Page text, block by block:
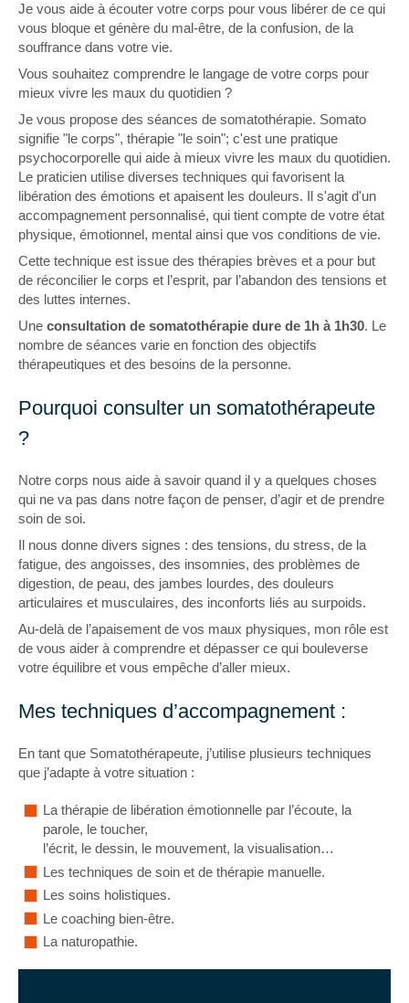
Je vous aide à écouter votre corps pour vous libérer de ce qui
vous bloque et génère du mal-être, de la confusion, de la
souffrance dans votre vie.
Vous souhaitez comprendre le langage de votre corps pour
mieux vivre les maux du quotidien ?
Je vous propose des séances de somatothérapie. Somato
signifie "le corps", thérapie "le soin"; c'est une pratique
psychocorporelle qui aide à mieux vivre les maux du quotidien.
Le praticien utilise diverses techniques qui favorisent la
libération des émotions et apaisent les douleurs. Il s'agit d'un
accompagnement personnalisé, qui tient compte de votre état
physique, émotionnel, mental ainsi que vos conditions de vie.
Cette technique est issue des thérapies brèves et a pour but
de réconcilier le corps et l’esprit, par l’abandon des tensions et
des luttes internes.
Une consultation de somatothérapie dure de 1h à 1h30. Le
nombre de séances varie en fonction des objectifs
thérapeutiques et des besoins de la personne.
Pourquoi consulter un somatothérapeute
?
Notre corps nous aide à savoir quand il y a quelques choses
qui ne va pas dans notre façon de penser, d’agir et de prendre
soin de soi.
Il nous donne divers signes : des tensions, du stress, de la
fatigue, des angoisses, des insomnies, des problèmes de
digestion, de peau, des jambes lourdes, des douleurs
articulaires et musculaires, des inconforts liés au surpoids.
Au-delà de l’apaisement de vos maux physiques, mon rôle est
de vous aider à comprendre et dépasser ce qui bouleverse
votre équilibre et vous empêche d’aller mieux.
Mes techniques d’accompagnement :
En tant que Somatothérapeute, j’utilise plusieurs techniques
que j’adapte à votre situation :
La thérapie de libération émotionnelle par l’écoute, la
parole, le toucher,
l’écrit, le dessin, le mouvement, la visualisation…
Les techniques de soin et de thérapie manuelle.
Les soins holistiques.
Le coaching bien-être.
La naturopathie.